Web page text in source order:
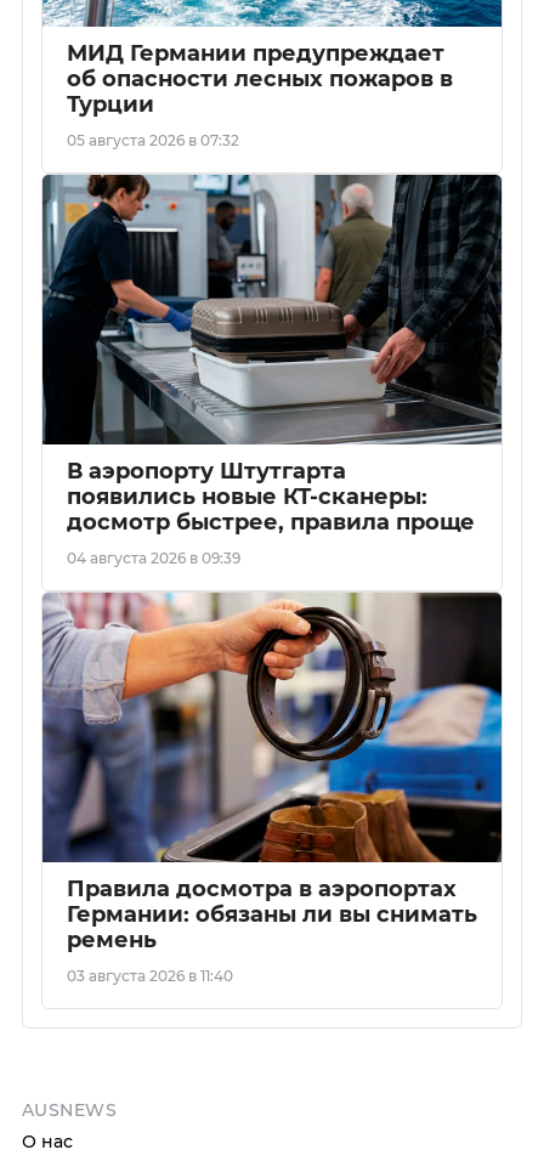
МИД Германии предупреждает
об опасности лесных пожаров в
Турции
05 августа 2026 в 07:32
В аэропорту Штутгарта
появились новые КТ-сканеры:
досмотр быстрее, правила проще
04 августа 2026 в 09:39
Правила досмотра в аэропортах
Германии: обязаны ли вы снимать
ремень
03 августа 2026 в 11:40
AUSNEWS
О нас